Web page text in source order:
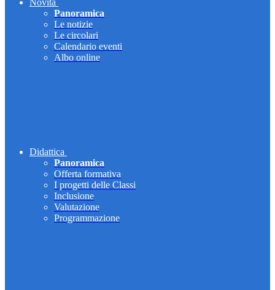
Novità
Panoramica
Le notizie
Le circolari
Calendario eventi
Albo online
Didattica
Panoramica
Offerta formativa
I progetti delle Classi
Inclusione
Valutazione
Programmazione